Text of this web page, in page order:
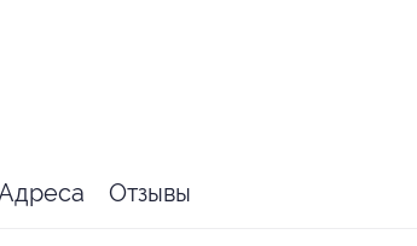
Отзывы